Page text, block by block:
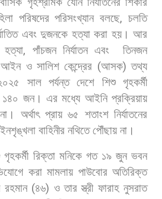
পরিষদের পরিসংখ্যান বলছে,চলতি
এবং দুজনকে হত্যা করা হয়। আর
হত্যা, পাঁচজন নির্যাতন এবং
তিনজন
আইন ও সালিশ কেন্দ্রের (আসক)তথ্য
সাল পর্যন্ত দেশে শিশু
গৃহকর্মী
১৪০ জন। এর মধ্যে আইনি প্রক্রিয়ায়
অর্থাৎ প্রায় ৬৫ শতাংশ নির্যাতনের
বাহিনীর নথিতে পৌঁছায় না।
গৃহকর্মী রিক্তা মনিকে গত ১৯ জুন ভবন
করা মামলায় পাউবোর অতিরিক্ত
রহমান(৪৬) ও তার স্ত্রী ফারাহ নুসরাত